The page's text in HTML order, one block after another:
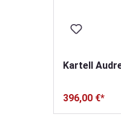
Kartell
396,00 €*